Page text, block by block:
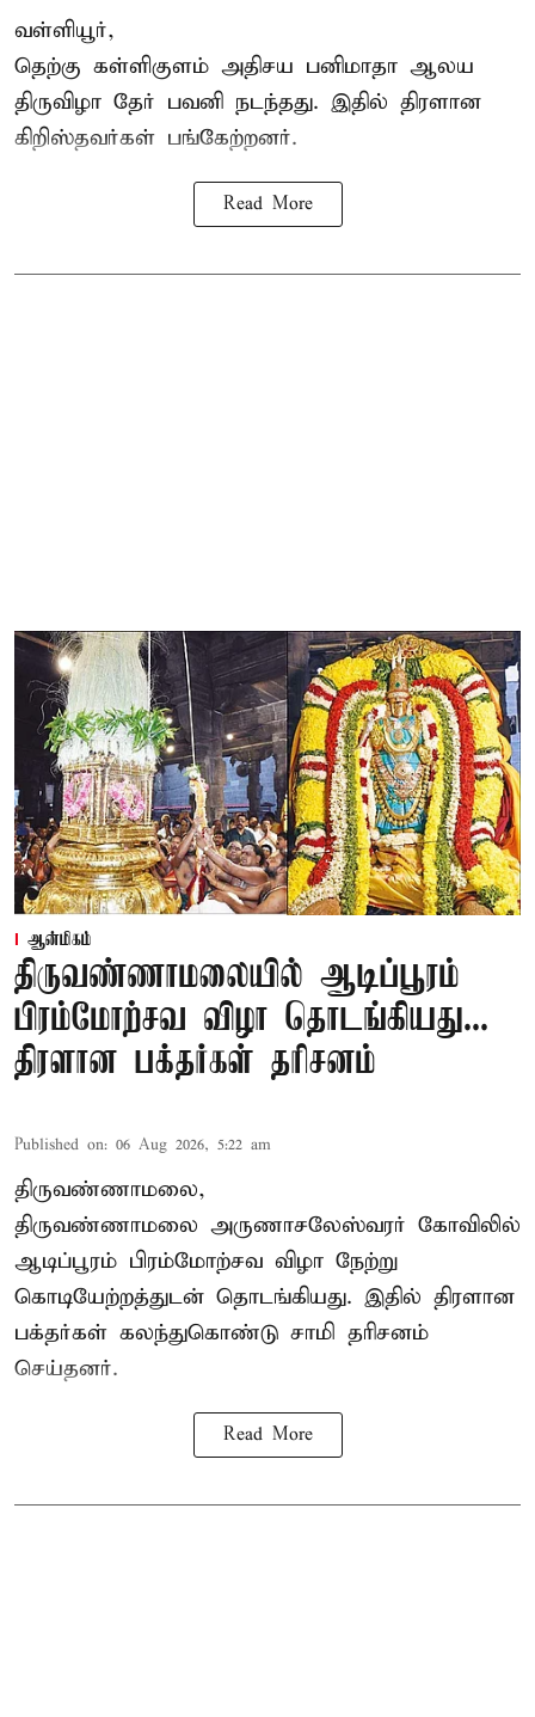
வள்ளியூர்,
தெற்கு கள்ளிகுளம் அதிசய பனிமாதா ஆலய
திருவிழா தேர் பவனி நடந்தது. இதில் திரளான
கிறிஸ்தவர்கள் பங்கேற்றனர்.
Read More
ஆன்மிகம்
திருவண்ணாமலையில் ஆடிப்பூரம்
பிரம்மோற்சவ விழா தொடங்கியது...
திரளான பக்தர்கள் தரிசனம்
Published on: 06 Aug 2026, 5:22 am
திருவண்ணாமலை,
திருவண்ணாமலை அருணாசலேஸ்வரர் கோவிலில்
ஆடிப்பூரம் பிரம்மோற்சவ விழா நேற்று
கொடியேற்றத்துடன் தொடங்கியது. இதில் திரளான
பக்தர்கள் கலந்துகொண்டு சாமி தரிசனம்
செய்தனர்.
Read More